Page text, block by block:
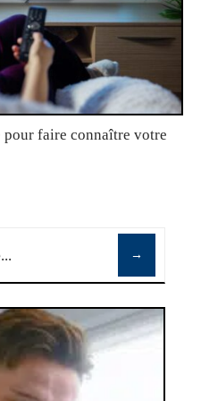
pour faire connaître votre